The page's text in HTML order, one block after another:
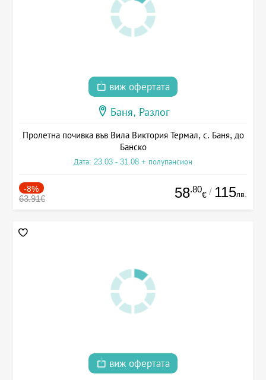
виж офертата
Баня, Разлог
Пролетна почивка във Вила Виктория Термал, с. Баня, до
Банско
Дата: 23.03 - 31.08 + полупансион
-8%
63.91€ 58.80
€ / 115лв.
виж офертата